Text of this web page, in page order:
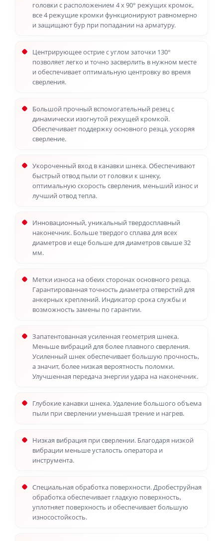
головки с расположением 4 x 90° режущих кромок,
все 4 режущие кромки функционируют равномерно
и защищают бур при попадании на арматуру.
Центрирующее острие с углом заточки 130°
позволяет легко и точно засверлить в нужном месте
и обеспечивает оптимальную центровку во время
сверления.
Большой прочный вспомогательный резец с
динамически изогнутой режущей кромкой.
Обеспечивает поддержку основного резца, ускоряя
сверление.
Укороченный вход в канавки шнека. Обеспечивают
быстрый отвод пыли от головки к шнеку,
оптимальную скорость сверления, меньший износ и
лучший отвод тепла.
Инновационный, уникальный твердосплавный
наконечник. Больше твердого сплава для всех
диаметров и еще больше для диаметров свыше 32
мм.
Метки износа на обеих сторонах основного резца.
Гарантированная точность диаметра отверстий для
анкерных креплений. Индикатор срока службы и
возможность замены по гарантии.
Запатентованная усиленная геометрия шнека.
Меньше вибраций для более плавного сверления.
Усиленный шнек обеспечивает большую прочность,
а значит, более низкая вероятность поломки.
Улучшенная передача энергии удара на наконечник.
Глубокие канавки шнека. Удаление большого объема
пыли при сверлении уменьшая трение и нагрев.
Низкая вибрация при сверлении. Благодаря низкой
вибрации меньше усталость оператора и
инструмента.
Специальная обработка поверхности. Дробеструйная
обработка обеспечивает гладкую поверхность,
уплотняет поверхность и обеспечивает большую
износостойкость.